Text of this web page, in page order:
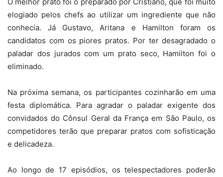
elogiado pelos chefs ao utilizar um ingrediente que não
conhecia. Já Gustavo, Aritana e Hamilton foram os
candidatos com os piores pratos. Por ter desagradado o
paladar dos jurados com um prato seco, Hamilton foi o
eliminado.
Na próxima semana, os participantes cozinharão em uma
festa diplomática. Para agradar o paladar exigente dos
convidados do Cônsul Geral da França em São Paulo, os
competidores terão que preparar pratos com sofisticação
e delicadeza.
Ao longo de 17 episódios, os telespectadores poderão